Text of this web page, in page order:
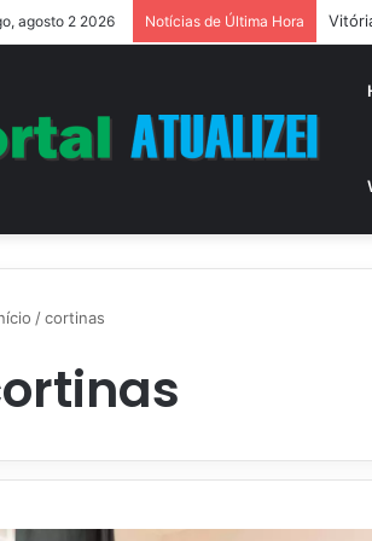
agosto 2 2026 Notícias de Última Hora
/cortinas